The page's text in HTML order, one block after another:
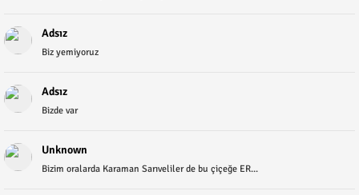
Adsız
Biz yemiyoruz
Adsız
Bizde var
Unknown
Bizim oralarda Karaman Sarıveliler de bu çiçeğe ER...